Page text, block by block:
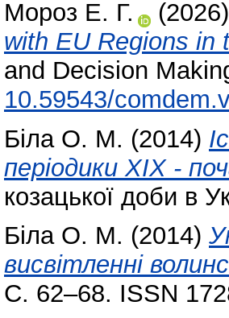
Мороз Е. Г.
(2026)
with EU Regions in
and Decision
10.59543/
Біла О. М. (2014)
періодики ХІХ -
козацької доби в
Біла О. М. (2014)
висвітленні
С. 62–68. ISSN